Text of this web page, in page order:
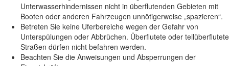
Unterwasserhindernissen nicht in überflutenden Gebieten mit
Booten oder anderen Fahrzeugen unnötigerweise „spazieren“.
Betreten Sie keine Uferbereiche wegen der Gefahr von
Unterspülungen oder Abbrüchen. Überflutete oder teilüberflutete
Straßen dürfen nicht befahren werden.
Beachten Sie die Anweisungen und Absperrungen der